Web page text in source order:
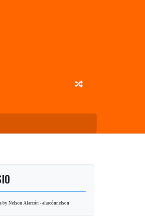
by Nelson Alarcón - alarcónnelson